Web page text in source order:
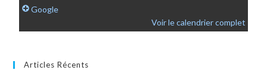
Google
Voir le calendrier complet
Articles Récents